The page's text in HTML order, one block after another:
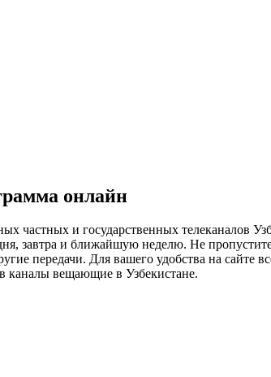
онлайн
частных и государственных телеканалов
завтра и ближайшую неделю. Не
передачи. Для вашего удобства на сайте
каналы вещающие в Узбекистане.